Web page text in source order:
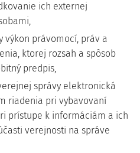
ich externej
výkon právomocí, práv a
ktorej rozsah a spôsob
predpis,
správy elektronická
riadenia pri vybavovaní
prístupe k informáciám a ich
verejnosti na správe